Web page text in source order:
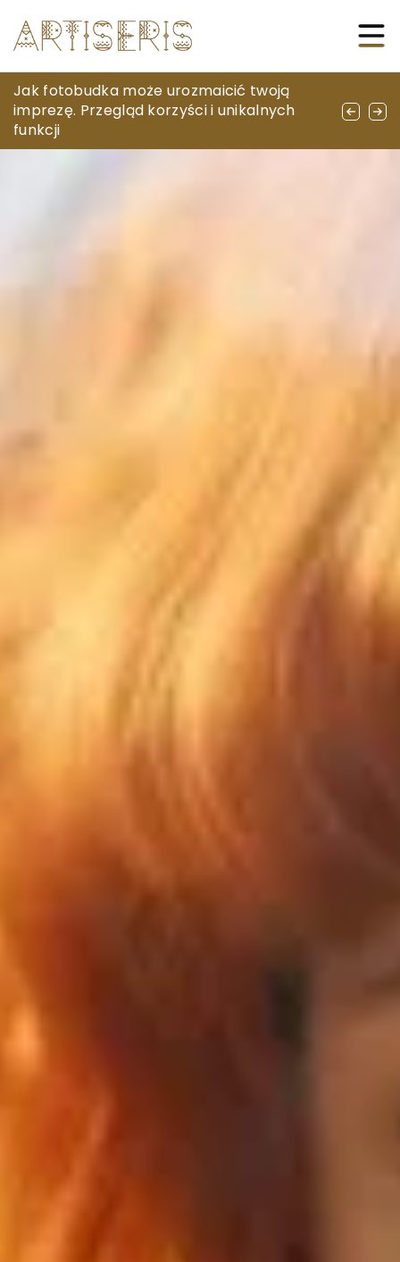
Jakie historie kryją się za rzadkimi
medalami dostępnymi na aukcjach
internetowych?
Jak fotobudka może urozmaicić twoją
imprezę. Przegląd korzyści i unikalnych
funkcji
Jak wybrać odpowiednie elementy do
budowy swojego pierwszego robota?